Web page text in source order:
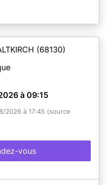
(68130)
à 09:15
2026 à 17:45 (source
vous